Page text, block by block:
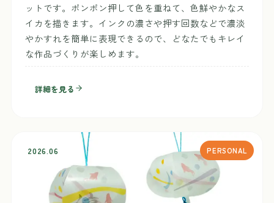
ットです。ポンポン押して色を重ねて、色鮮やかなス
イカを描きます。インクの濃さや押す回数などで濃淡
やかすれを簡単に表現できるので、どなたでもキレイ
な作品づくりが楽しめます。
詳細を見る
2026.06 PERSONAL